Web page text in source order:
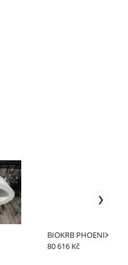
BIOKRB PHOENIX
80 616 Kč